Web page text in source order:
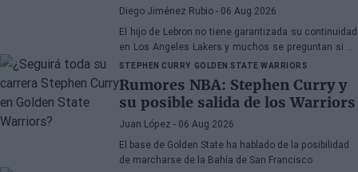
Diego Jiménez Rubio - 06 Aug 2026
El hijo de Lebron no tiene garantizada su continuidad
en Los Angeles Lakers y muchos se preguntan si ha
hecho méritos para seguir en la NBA.
STEPHEN CURRY GOLDEN STATE WARRIORS
Rumores NBA: Stephen Curry y
su posible salida de los Warriors
Juan López - 06 Aug 2026
El base de Golden State ha hablado de la posibilidad
de marcharse de la Bahía de San Francisco